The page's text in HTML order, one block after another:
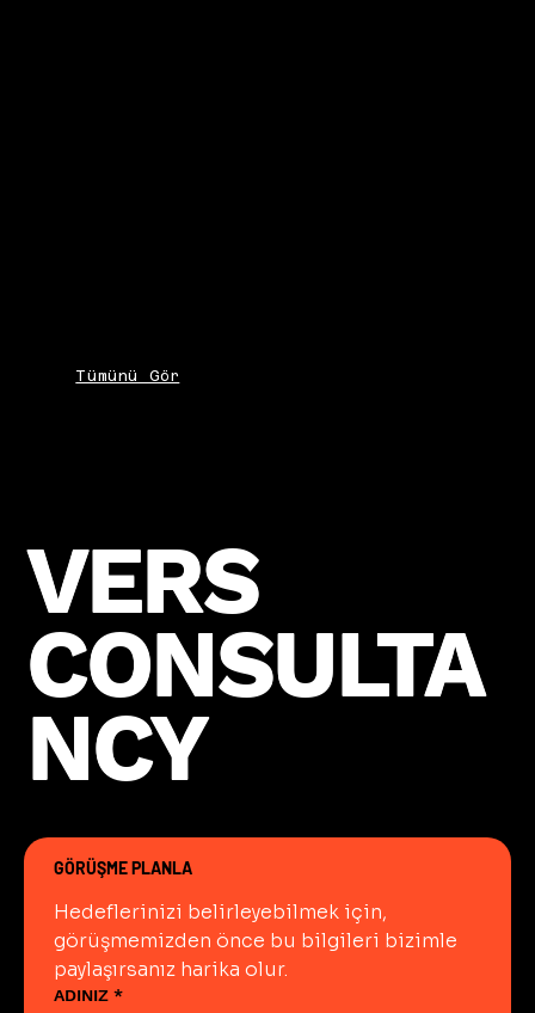
Tümünü Gör
VERS
CONSULTA
NCY
VERS
CONSULTA
NCY
GÖRÜŞME PLANLA
Hedeflerinizi belirleyebilmek için,
görüşmemizden önce bu bilgileri bizimle
paylaşırsanız harika olur.
ADINIZ *